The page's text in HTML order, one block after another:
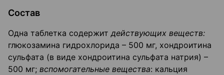
Состав
Одна таблетка содержитдействующих веществ:
глюкозамина гидрохлорида – 500 мг, хондроитина
сульфата (в виде хондроитина сульфата натрия) –
500 мг; вспомогательные вещества: кальция